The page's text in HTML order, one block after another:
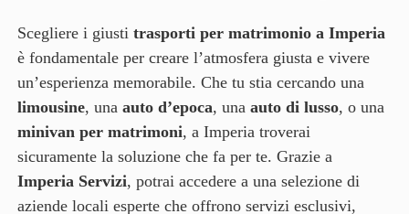
Scegliere i giusti trasporti per matrimonio a Imperia
è fondamentale per creare l’atmosfera giusta e vivere
un’esperienza memorabile. Che tu stia cercando una
limousine, una auto d’epoca, una auto di lusso, o una
minivan per matrimoni, a Imperia troverai
sicuramente la soluzione che fa per te. Grazie a
Imperia Servizi, potrai accedere a una selezione di
aziende locali esperte che offrono servizi esclusivi,